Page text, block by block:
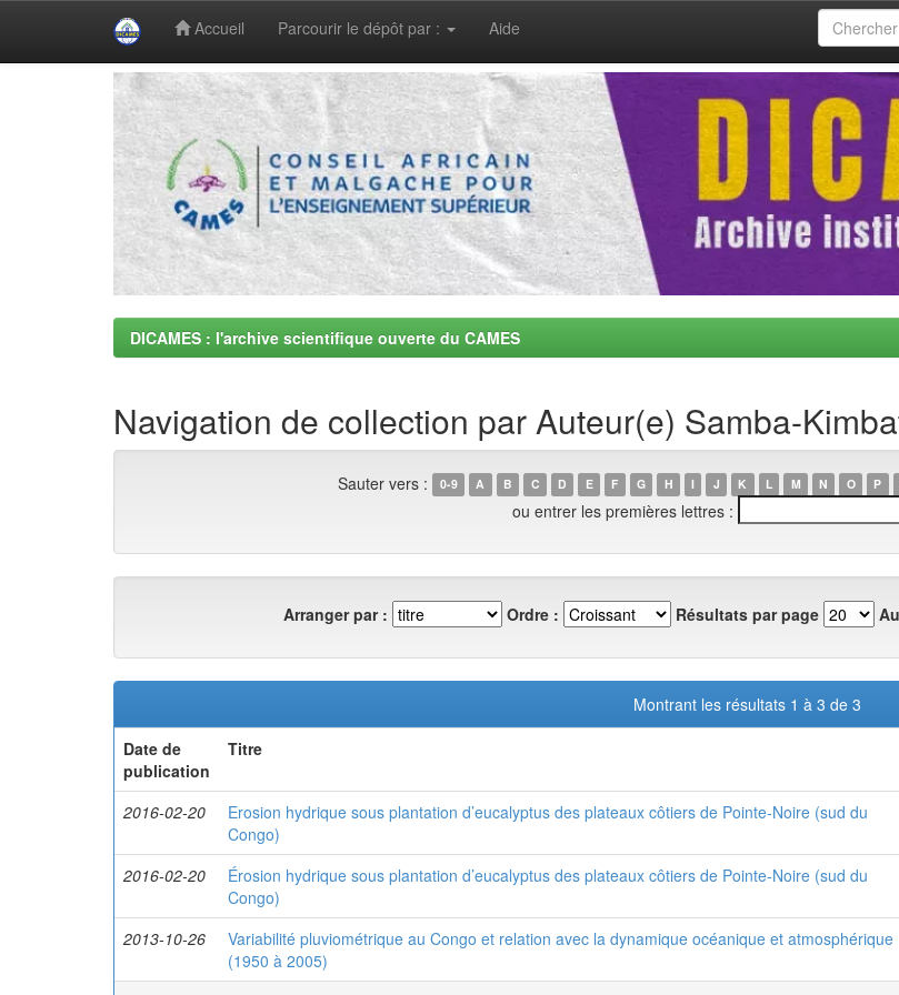
Accueil Parcourir le dépôt par : Aide
DICAMES : l'archive scientifique ouverte du CAMES
Navigation de collection par Auteur(e) Samba-
Sauter vers : 0-9 A B C D E F G H I J K L M N O P
ou entrer les premières lettres :
Arranger par : Ordre : Résultats par page
Montrant les résultats 1 à 3 de 3
Date de
publication
Titre
2016-02-20
Erosion hydrique sous plantation d’eucalyptus des plateaux côtiers de Pointe-Noire (sud du
Congo)
2016-02-20
Érosion hydrique sous plantation d’eucalyptus des plateaux côtiers de Pointe-Noire (sud du
Congo)
2013-10-26
Variabilité pluviométrique au Congo et relation avec la dynamique océanique et atmosphérique
(1950 à 2005)